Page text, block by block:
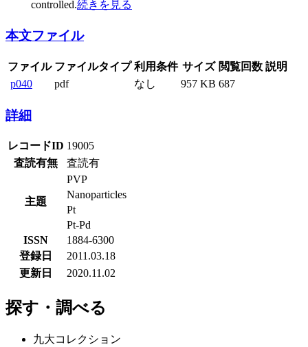
controlled.続きを見る
本文ファイル
ファイル ファイルタイプ 利用条件 サイズ 閲覧回数 説明
p040
pdf なし 957 KB 687
詳細
レコードID 19005
査読有無
査読有
主題
PVP
Nanoparticles
Pt
Pt-Pd
ISSN
1884-6300
登録日
2011.03.18
更新日
2020.11.02
探す・調べる
九大コレクション